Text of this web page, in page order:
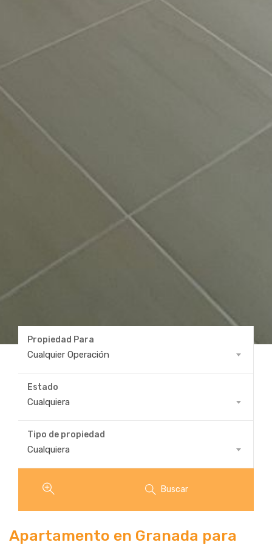
Propiedad Para
Cualquier Operación
Propiedad
Para
Estado
Cualquiera
Estado
Tipo de propiedad
Cualquiera
Tipo
propiedad
Buscar
Apartamento en Granada para